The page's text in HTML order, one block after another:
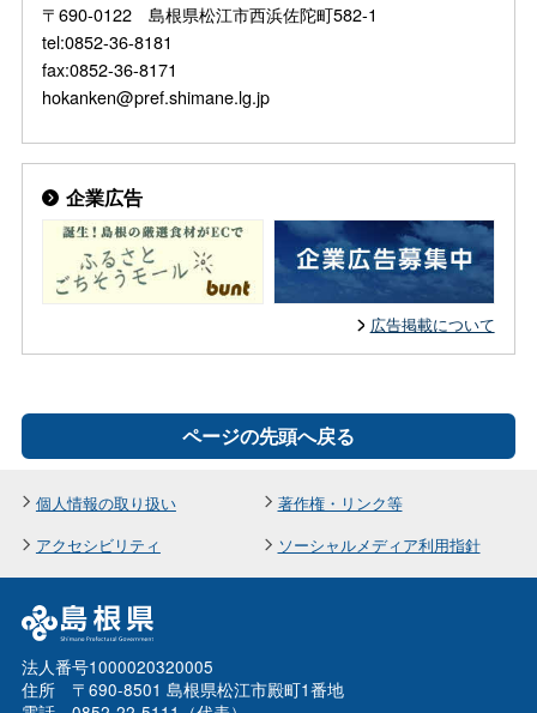
〒690-0122 島根県松江市西浜佐陀町582-1
tel:0852-36-8181
fax:0852-36-8171
hokanken@pref.shimane.lg.jp
企業広告
広告掲載について
ページの先頭へ戻る
個人情報の取り扱い
著作権・リンク等
アクセシビリティ
ソーシャルメディア利用指針
法人番号1000020320005
住所 〒690-8501 島根県松江市殿町1番地